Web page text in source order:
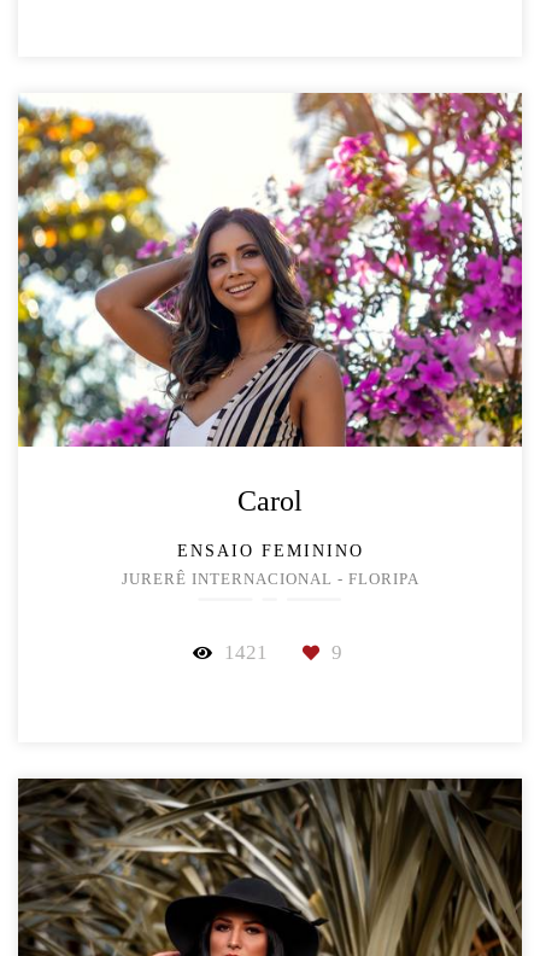
Carol
ENSAIO FEMININO
JURERÊ INTERNACIONAL - FLORIPA
1421 9